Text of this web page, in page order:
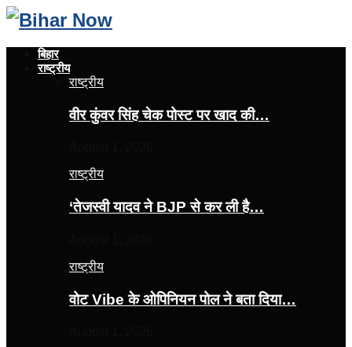
बिहार
राष्ट्रीय
राष्ट्रीय
वीर कुंवर सिंह चेक पोस्ट पर खाद की…
राष्ट्रीय
‘तेजस्‍वी यादव ने BJP से कर ली है…
राष्ट्रीय
वोट Vibe के ओपिनियन पोल ने बता दिया…